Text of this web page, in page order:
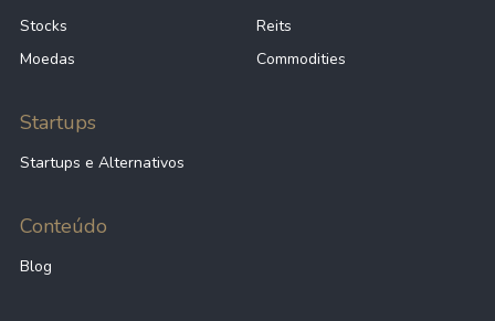
Stocks
Reits
Moedas
Commodities
Startups
Startups e Alternativos
Conteúdo
Blog